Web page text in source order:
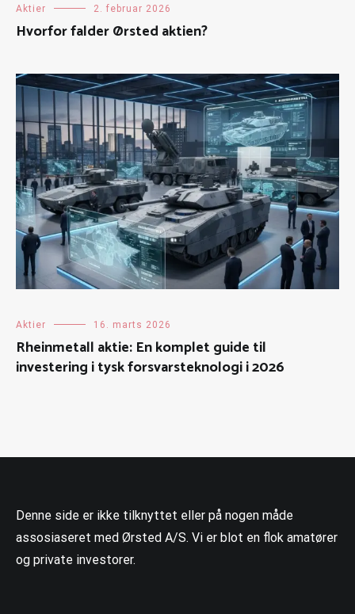
Aktier 2. februar 2026
Hvorfor falder Ørsted aktien?
Aktier 16. marts 2026
Rheinmetall aktie: En komplet guide til
investering i tysk forsvarsteknologi i 2026
Denne side er ikke tilknyttet eller på nogen måde
assosiaseret med Ørsted A/S. Vi er blot en flok amatører
og private investorer.